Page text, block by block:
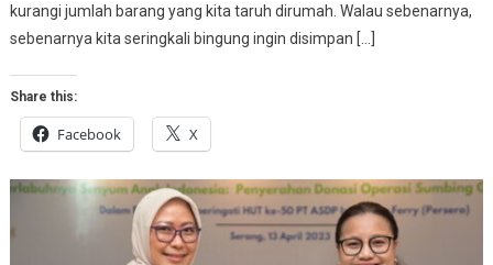
kurangi jumlah barang yang kita taruh dirumah. Walau sebenarnya,
sebenarnya kita seringkali bingung ingin disimpan […]
Share this:
Facebook X